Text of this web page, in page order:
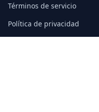
Términos de servicio
Política de privacidad